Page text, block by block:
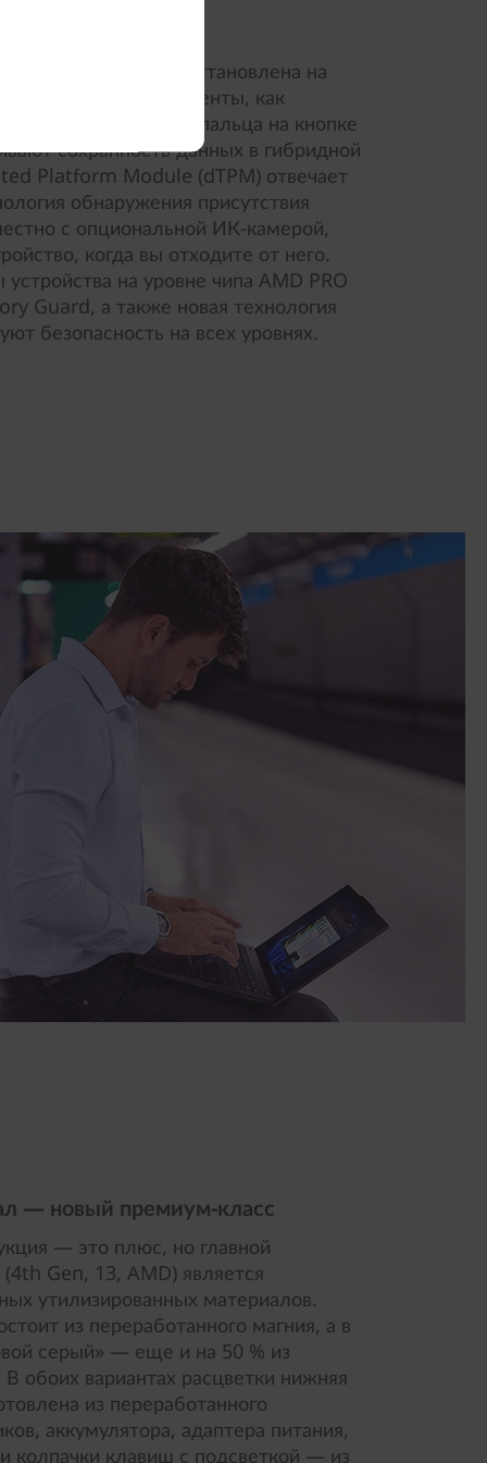
ThinkShield установлена на
передовые инструменты, как
сканер отпечатка пальца на кнопке
сохранность данных в гибридной
Platform Module (dTPM) отвечает
обнаружения присутствия
с опциональной ИК-камерой,
когда вы отходите от него.
на уровне чипа AMD PRO
Guard, а также новая технология
безопасность на всех уровнях.
— новый премиум-класс
— это плюс, но главной
Gen, 13, AMD) является
утилизированных материалов.
из переработанного магния, а в
серый» — еще и на 50 % из
обоих вариантах расцветки нижняя
из переработанного
аккумулятора, адаптера питания,
колпачки клавиш с подсветкой — из